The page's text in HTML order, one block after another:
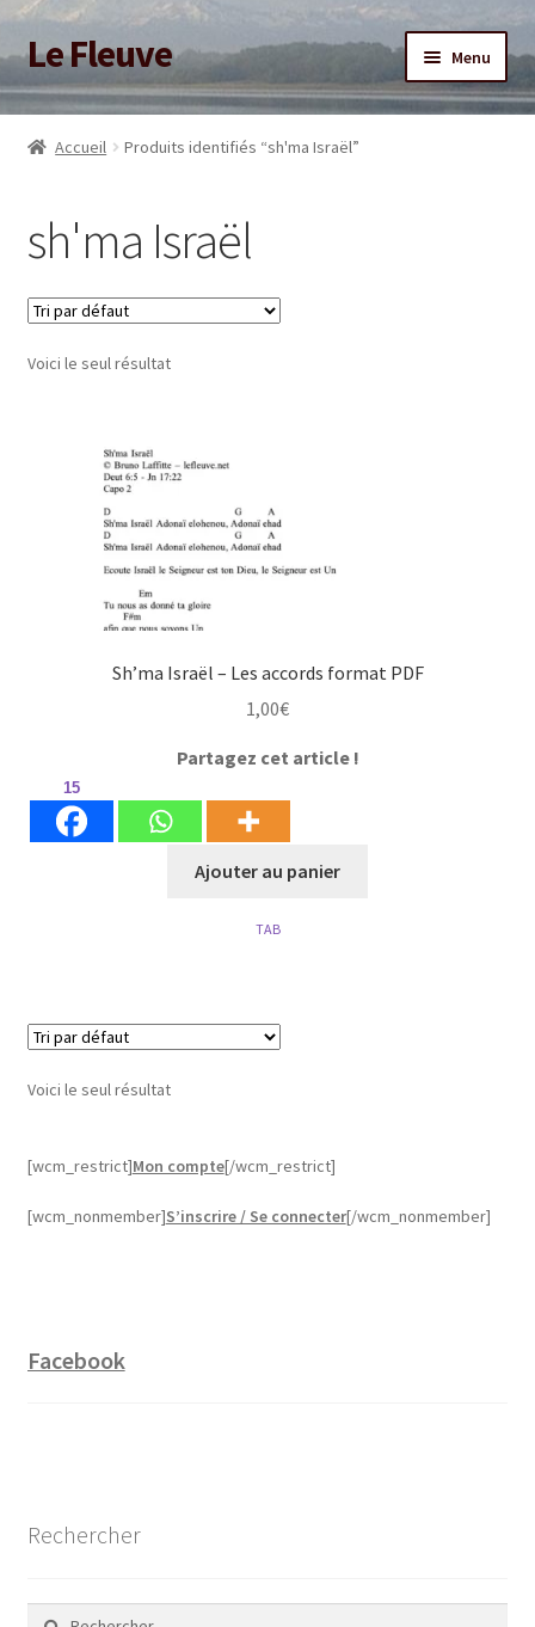
Aller
à
la
navigation
Aller
au
contenu
Le Fleuve Menu
Accueil
Ouvrir
Boutique
Adhésion/Soutien
Mon compte
Accueil Produits identifiés “sh'ma Israël”
sh'ma Israël
Voici le seul résultat
Sh’ma Israël – Les accords format PDF
1,00€
Partagez cet article !
15
Ajouter au panier
TAB
Voici le seul résultat
[wcm_restrict]Mon compte[/wcm_restrict]
[wcm_nonmember]S’inscrire / Se connecter[/wcm_nonmember]
Facebook
Rechercher
Rechercher :